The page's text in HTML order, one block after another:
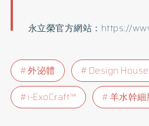
永立榮官方網站： https://
外泌體
Design
i-ExoCraft™
羊水幹細